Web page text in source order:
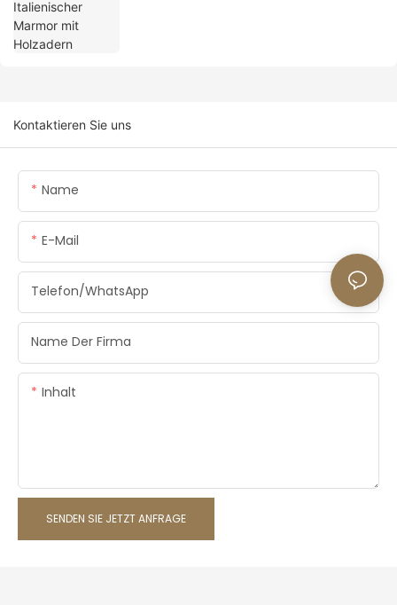
Kontaktieren Sie uns
Name
E-Mail
Telefon/WhatsApp
Name Der Firma
Inhalt
SENDEN SIE JETZT ANFRAGE